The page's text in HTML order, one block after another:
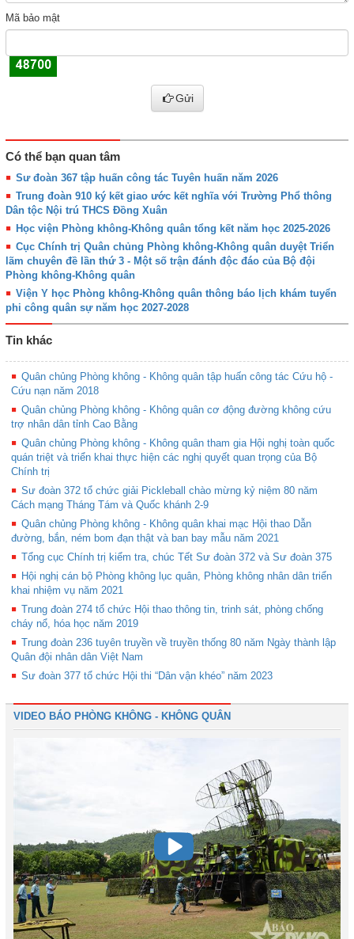
Mã bảo mật
Gửi
Có thể bạn quan tâm
Sư đoàn 367 tập huấn công tác Tuyên huấn năm 2026
Trung đoàn 910 ký kết giao ước kết nghĩa với Trường Phổ thông
Dân tộc Nội trú THCS Đồng Xuân
Học viện Phòng không-Không quân tổng kết năm học 2025-2026
Cục Chính trị Quân chủng Phòng không-Không quân duyệt Triển
lãm chuyên đề lần thứ 3 - Một số trận đánh độc đáo của Bộ đội
Phòng không-Không quân
Viện Y học Phòng không-Không quân thông báo lịch khám tuyển
phi công quân sự năm học 2027-2028
Tin khác
Quân chủng Phòng không - Không quân tập huấn công tác Cứu hộ -
Cứu nạn năm 2018
Quân chủng Phòng không - Không quân cơ động đường không cứu
trợ nhân dân tỉnh Cao Bằng
Quân chủng Phòng không - Không quân tham gia Hội nghị toàn quốc
quán triệt và triển khai thực hiện các nghị quyết quan trọng của Bộ
Chính trị
Sư đoàn 372 tổ chức giải Pickleball chào mừng kỷ niệm 80 năm
Cách mạng Tháng Tám và Quốc khánh 2-9
Quân chủng Phòng không - Không quân khai mạc Hội thao Dẫn
đường, bắn, ném bom đạn thật và ban bay mẫu năm 2021
Tổng cục Chính trị kiểm tra, chúc Tết Sư đoàn 372 và Sư đoàn 375
Hội nghị cán bộ Phòng không lục quân, Phòng không nhân dân triển
khai nhiệm vụ năm 2021
Trung đoàn 274 tổ chức Hội thao thông tin, trinh sát, phòng chống
cháy nổ, hóa học năm 2019
Trung đoàn 236 tuyên truyền về truyền thống 80 năm Ngày thành lập
Quân đội nhân dân Việt Nam
Sư đoàn 377 tổ chức Hội thi “Dân vận khéo” năm 2023
VIDEO BÁO PHÒNG KHÔNG - KHÔNG QUÂN